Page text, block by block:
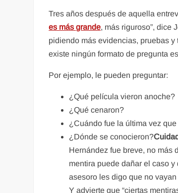
Tres años después de aquella
es más grande, más riguroso”, dice
pidiendo más evidencias, pruebas
existe ningún formato de pregunta
Por ejemplo, le pueden preguntar:
¿Qué película vieron anoche?
¿Qué cenaron?
¿Cuándo fue la última vez
¿Dónde se conocieron?
Hernández fue breve, no más
mentira puede dañar el caso
asesoro les digo que no
Y advierte que “ciertas